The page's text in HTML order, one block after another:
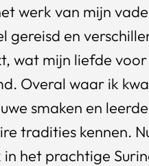
werk van mijn
gereisd en
wat mijn liefde
Overal waar ik
smaken en
tradities kennen.
in het prachtige